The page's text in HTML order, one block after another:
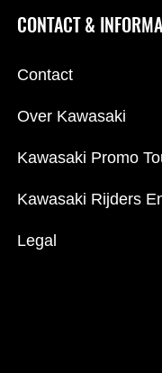
CONTACT &
Contact
Over Kawasaki
Kawasaki Promo
Kawasaki Rijders
Legal